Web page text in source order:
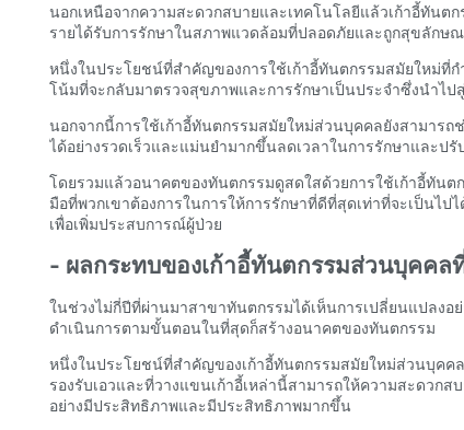
นอกเหนือจากความสะดวกสบายและเทคโนโลยีแล้วเก้าอี้ทัน
รายได้รับการรักษาในสภาพแวดล้อมที่ปลอดภัยและถูกสุขลักษ
หนึ่งในประโยชน์ที่สำคัญของการใช้เก้าอี้ทันตกรรมสมัยใหม่
โน้มที่จะกลับมาตรวจสุขภาพและการรักษาเป็นประจำซึ่งนำไ
นอกจากนี้การใช้เก้าอี้ทันตกรรมสมัยใหม่ส่วนบุคคลยังสามาร
ได้อย่างรวดเร็วและแม่นยำมากขึ้นลดเวลาในการรักษาและป
โดยรวมแล้วอนาคตของทันตกรรมดูสดใสด้วยการใช้เก้าอี้ทัน
มือที่พวกเขาต้องการในการให้การรักษาที่ดีที่สุดเท่าที่จะเป็น
เพื่อเพิ่มประสบการณ์ผู้ป่วย
- ผลกระทบของเก้าอี้ทันตกรรมส่วนบุคค
ในช่วงไม่กี่ปีที่ผ่านมาสาขาทันตกรรมได้เห็นการเปลี่ยนแปล
ดำเนินการตามขั้นตอนในที่สุดก็สร้างอนาคตของทันตกรรม
หนึ่งในประโยชน์ที่สำคัญของเก้าอี้ทันตกรรมสมัยใหม่ส่วนบุค
รองรับเอวและที่วางแขนเก้าอี้เหล่านี้สามารถให้ความสะดว
อย่างมีประสิทธิภาพและมีประสิทธิภาพมากขึ้น